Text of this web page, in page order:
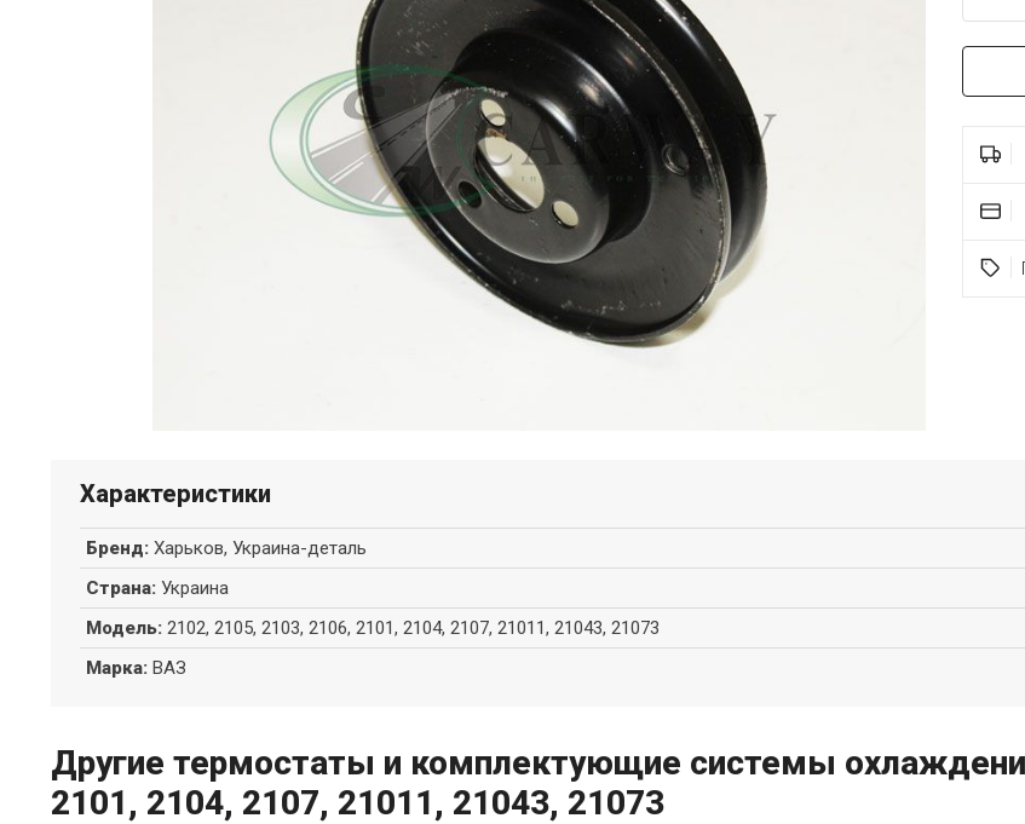
Характеристики
Бренд: Харьков, Украина-деталь
Страна: Украина
Модель: 2102, 2105, 2103, 2106, 2101, 2104, 2107, 21011, 21043, 21073
Марка: ВАЗ
Другие термостаты и комплектующие системы
2101, 2104, 2107, 21011, 21043, 21073